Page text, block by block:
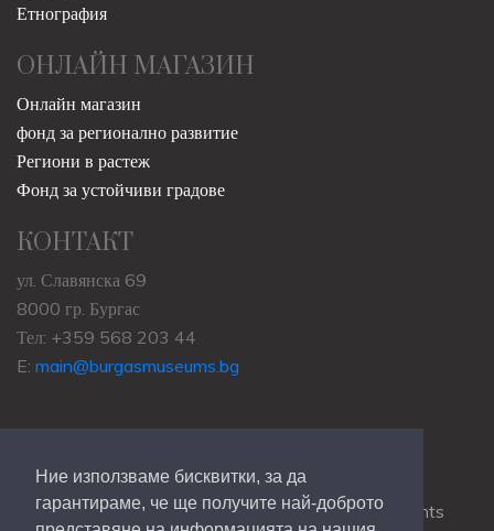
Ние използваме бисквитки, за да
гарантираме, че ще получите най-доброто
Етнография
ОНЛАЙН МАГАЗИН
Онлайн магазин
фонд за регионално развитие
Региони в растеж
Фонд за устойчиви градове
КОНТАКТ
ул. Славянска 69
8000 гр. Бургас
Тел: +359 568 203 44
E: main@burgasmuseums.bg
Copyrights © 2009-2021 RHM Burgas, All Rights